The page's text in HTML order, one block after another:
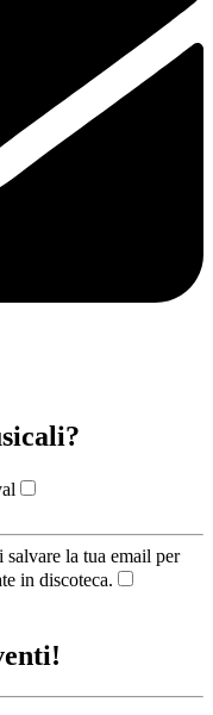
la tua email per
in discoteca.